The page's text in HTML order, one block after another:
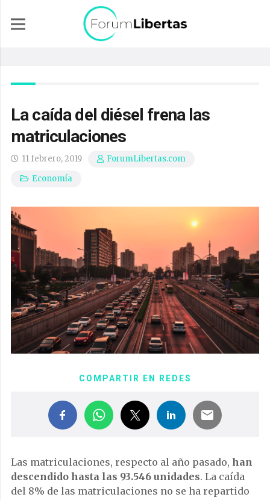
La caída del diésel frena las
matriculaciones
11 febrero, 2019
ForumLibertas.com
Economía
COMPARTIR EN REDES
Las matriculaciones, respecto al año pasado, han
descendido hasta las 93.546 unidades. La caída
del 8% de las matriculaciones no se ha repartido